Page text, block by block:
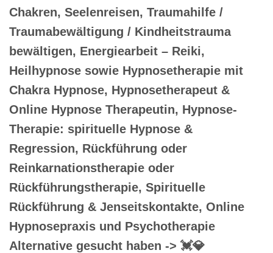
Chakren, Seelenreisen, Traumahilfe /
Traumabewältigung / Kindheitstrauma
bewältigen, Energiearbeit – Reiki,
Heilhypnose sowie Hypnosetherapie mit
Chakra Hypnose, Hypnosetherapeut &
Online Hypnose Therapeutin, Hypnose-
Therapie: spirituelle Hypnose &
Regression, Rückführung oder
Reinkarnationstherapie oder
Rückführungstherapie, Spirituelle
Rückführung & Jenseitskontakte, Online
Hypnosepraxis und Psychotherapie
Alternative gesucht haben -> 💓️💎